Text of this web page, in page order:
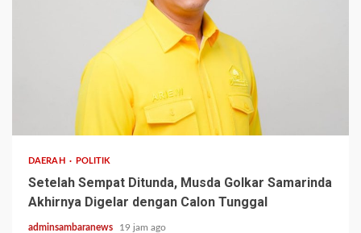
DAERAH POLITIK
Setelah Sempat Ditunda, Musda Golkar Samarinda
Akhirnya Digelar dengan Calon Tunggal
adminsambaranews 19 jam ago